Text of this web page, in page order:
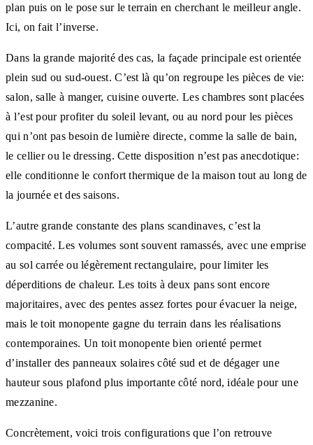
plan puis on le pose sur le terrain en cherchant le meilleur angle.
Ici, on fait l’inverse.
Dans la grande majorité des cas, la façade principale est orientée
plein sud ou sud-ouest. C’est là qu’on regroupe les pièces de vie:
salon, salle à manger, cuisine ouverte. Les chambres sont placées
à l’est pour profiter du soleil levant, ou au nord pour les pièces
qui n’ont pas besoin de lumière directe, comme la salle de bain,
le cellier ou le dressing. Cette disposition n’est pas anecdotique:
elle conditionne le confort thermique de la maison tout au long de
la journée et des saisons.
L’autre grande constante des plans scandinaves, c’est la
compacité. Les volumes sont souvent ramassés, avec une emprise
au sol carrée ou légèrement rectangulaire, pour limiter les
déperditions de chaleur. Les toits à deux pans sont encore
majoritaires, avec des pentes assez fortes pour évacuer la neige,
mais le toit monopente gagne du terrain dans les réalisations
contemporaines. Un toit monopente bien orienté permet
d’installer des panneaux solaires côté sud et de dégager une
hauteur sous plafond plus importante côté nord, idéale pour une
mezzanine.
Concrètement, voici trois configurations que l’on retrouve